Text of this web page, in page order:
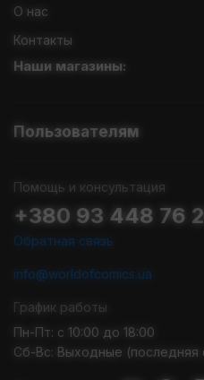
О нас
Контакты
Наши магазины:
Пользователям
Помощь и консультация
+380 93 448 76
Обратная связь
info@worldofcomics.ua
График работы
Пн-Пт: с 10:00 до 18:00
Сб-Вс: Выходные (последняя